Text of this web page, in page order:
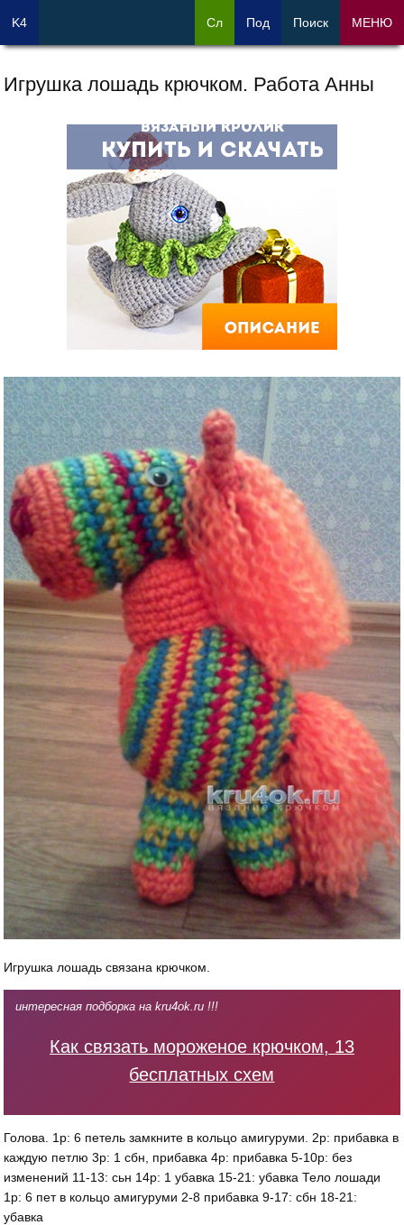
Игрушка лошадь крючком. Работа Анны
Игрушка лошадь связана крючком.
интересная подборка на kru4ok.ru !!!
Как связать мороженое крючком, 13
бесплатных схем
Голова. 1р: 6 петель замкните в кольцо амигуруми. 2р: прибавка в
каждую петлю 3р: 1 сбн, прибавка 4р: прибавка 5-10р: без
изменений 11-13: сьн 14р: 1 убавка 15-21: убавка Тело лошади
1р: 6 пет в кольцо амигуруми 2-8 прибавка 9-17: сбн 18-21:
убавка
K4 Сл Под Поиск МЕНЮ